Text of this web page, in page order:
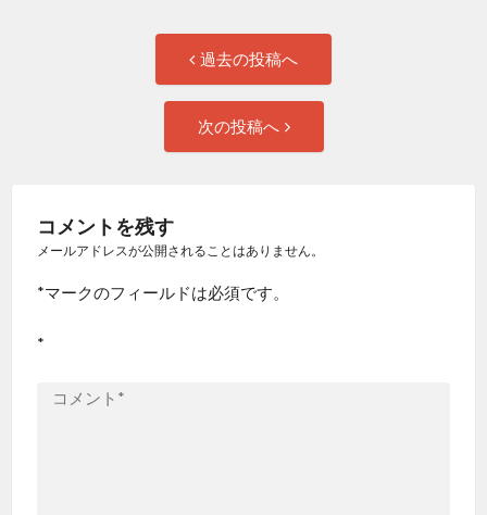
ゲ
ー
ョ
過去の投稿へ
次の投稿へ
コメントを残す
メールアドレスが公開されることはありません。
*マークのフィールドは必須です。
*